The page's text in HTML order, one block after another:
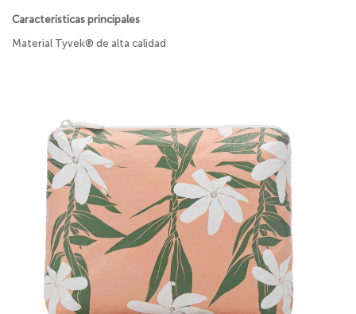
Características principales
Material Tyvek® de alta calidad